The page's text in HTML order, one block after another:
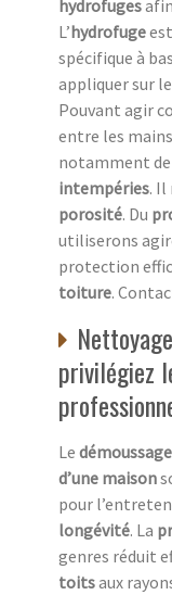
hydrofuges
L’hydrofuge
spécifique à
appliquer sur
Pouvant agir
entre les
notamment
intempéries. Il
porosité. Du
utiliserons
protection
toiture.
privilégiez
Le démoussage
d’une maison
pour
longévité. La
genres réduit
toitsaux